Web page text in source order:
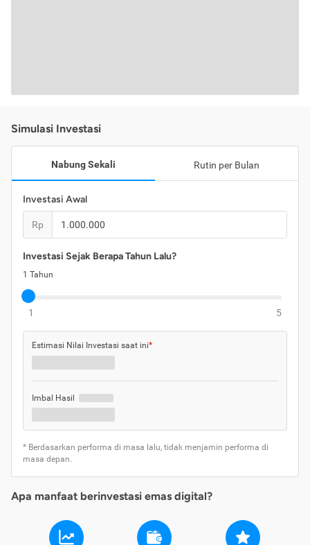
Simulasi Investasi
Nabung Sekali Rutin per Bulan
Investasi Awal
Rp
Investasi Sejak Berapa Tahun Lalu?
1 Tahun
1 5
Estimasi Nilai Investasi saat ini*
Imbal Hasil
* Berdasarkan performa di masa lalu, tidak menjamin performa di
masa depan.
Apa manfaat berinvestasi emas digital?